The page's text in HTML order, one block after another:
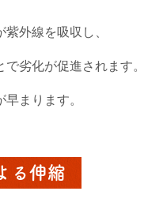
外線を吸収し、
劣化が促進されます。
まります。
る伸縮